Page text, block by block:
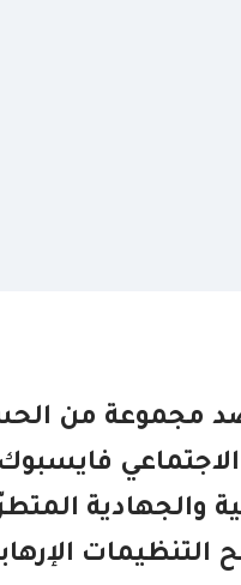
مجموعة من
الاجتماعي
والجهادية